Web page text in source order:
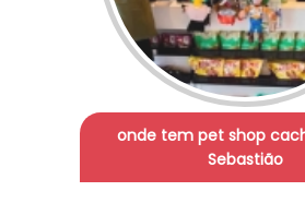
onde tem pet shop
Sebastião